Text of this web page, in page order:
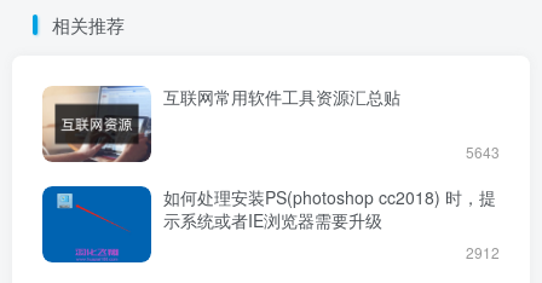
相关推荐
互联网常用软件工具资源汇总贴
5643
如何处理安装PS(photoshop cc2018) 时，提
示系统或者IE浏览器需要升级
2912